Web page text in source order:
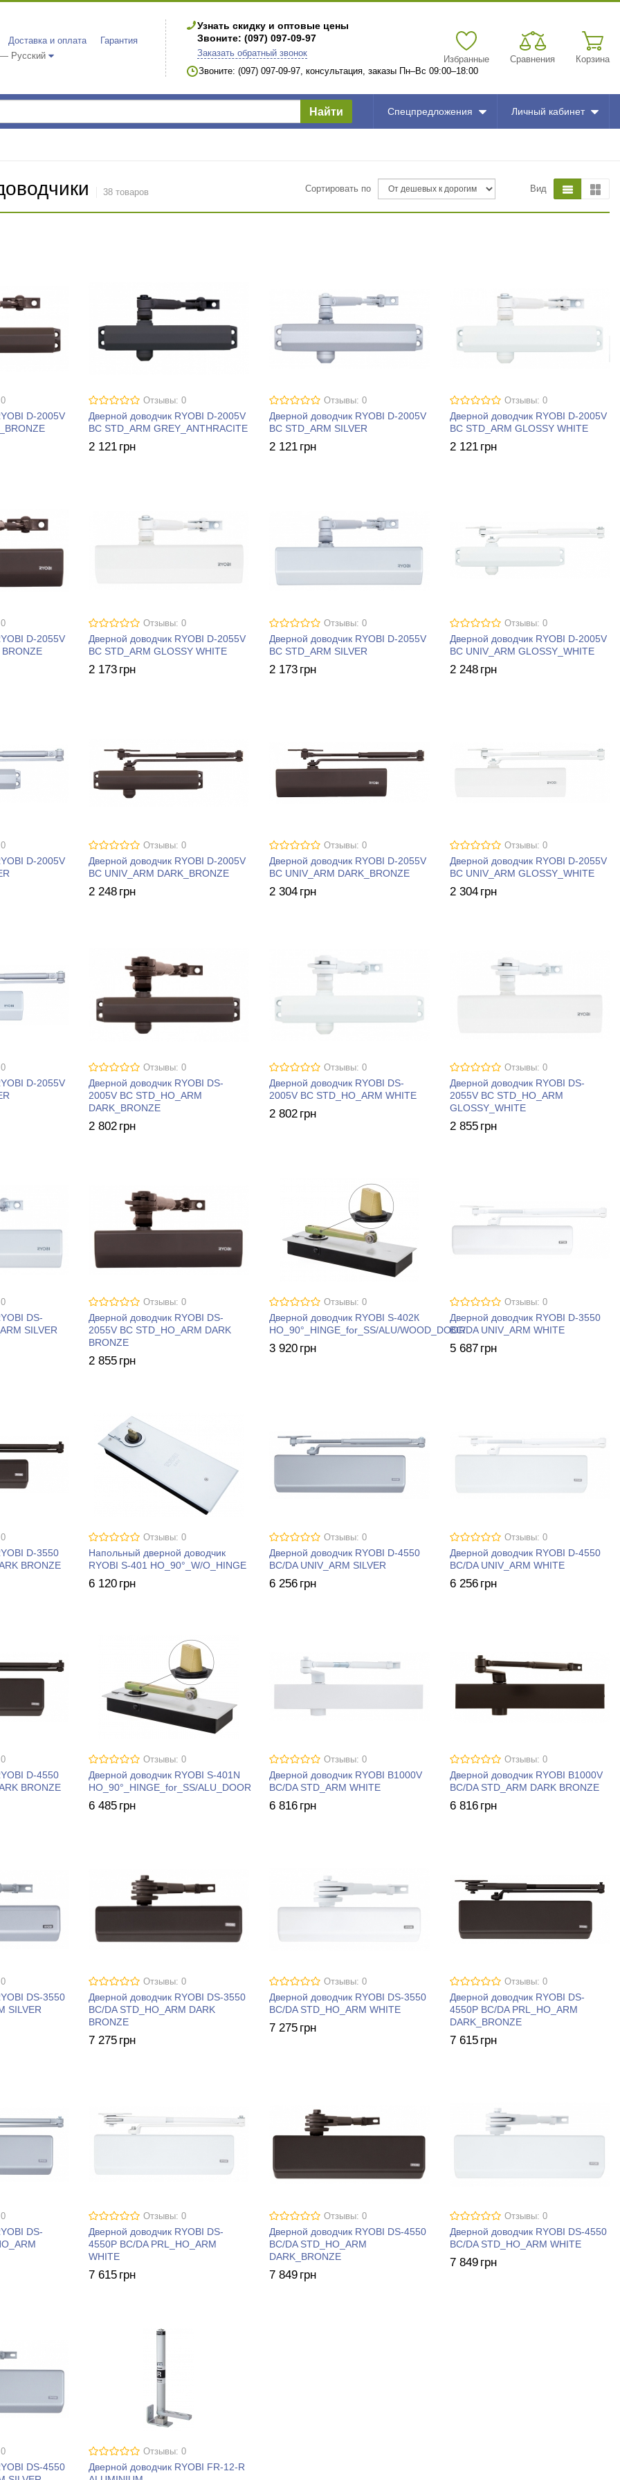
Доставка и оплата
Гарантия
Русский
Узнать скидку и оптовые цены
Звоните: (097) 097-09-97
Заказать обратный звонок
Звоните: (097) 097-09-97, консультация, заказы Пн–Вс 09:00–18:00
Избранные Сравнения Корзина
Найти Спецпредложения Личный кабинет
38 товаров Сортировать по Вид
D-2005V
Отзывы: 0
Дверной доводчик RYOBI D-2005V
BC STD_ARM GREY_ANTHRACITE
2 121 грн
Отзывы: 0
Дверной доводчик RYOBI D-2005V
BC STD_ARM SILVER
2 121 грн
Отзывы: 0
Дверной доводчик RYOBI D-2005V
BC STD_ARM GLOSSY WHITE
2 121 грн
D-2055V
Отзывы: 0
Дверной доводчик RYOBI D-2055V
BC STD_ARM GLOSSY WHITE
2 173 грн
Отзывы: 0
Дверной доводчик RYOBI D-2055V
BC STD_ARM SILVER
2 173 грн
Отзывы: 0
Дверной доводчик RYOBI D-2005V
BC UNIV_ARM GLOSSY_WHITE
2 248 грн
D-2005V
Отзывы: 0
Дверной доводчик RYOBI D-2005V
BC UNIV_ARM DARK_BRONZE
2 248 грн
Отзывы: 0
Дверной доводчик RYOBI D-2055V
BC UNIV_ARM DARK_BRONZE
2 304 грн
Отзывы: 0
Дверной доводчик RYOBI D-2055V
BC UNIV_ARM GLOSSY_WHITE
2 304 грн
D-2055V
Отзывы: 0
Дверной доводчик RYOBI DS-
2005V BC STD_HO_ARM
DARK_BRONZE
2 802 грн
Отзывы: 0
Дверной доводчик RYOBI DS-
2005V BC STD_HO_ARM WHITE
2 802 грн
Отзывы: 0
Дверной доводчик RYOBI DS-
2055V BC STD_HO_ARM
GLOSSY_WHITE
2 855 грн
DS-
SILVER
Отзывы: 0
Дверной доводчик RYOBI DS-
2055V BC STD_HO_ARM DARK
BRONZE
2 855 грн
Отзывы: 0
Дверной доводчик RYOBI S-402К
HO_90°_HINGE_for_SS/ALU/WOOD_DOOR
3 920 грн
Отзывы: 0
Дверной доводчик RYOBI D-3550
BC/DA UNIV_ARM WHITE
5 687 грн
D-3550
BRONZE
Отзывы: 0
Напольный дверной доводчик
RYOBI S-401 HO_90°_W/O_HINGE
6 120 грн
Отзывы: 0
Дверной доводчик RYOBI D-4550
BC/DA UNIV_ARM SILVER
6 256 грн
Отзывы: 0
Дверной доводчик RYOBI D-4550
BC/DA UNIV_ARM WHITE
6 256 грн
D-4550
BRONZE
Отзывы: 0
Дверной доводчик RYOBI S-401N
HO_90°_HINGE_for_SS/ALU_DOOR
6 485 грн
Отзывы: 0
Дверной доводчик RYOBI B1000V
BC/DA STD_ARM WHITE
6 816 грн
Отзывы: 0
Дверной доводчик RYOBI B1000V
BC/DA STD_ARM DARK BRONZE
6 816 грн
DS-3550
SILVER
Отзывы: 0
Дверной доводчик RYOBI DS-3550
BC/DA STD_HO_ARM DARK
BRONZE
7 275 грн
Отзывы: 0
Дверной доводчик RYOBI DS-3550
BC/DA STD_HO_ARM WHITE
7 275 грн
Отзывы: 0
Дверной доводчик RYOBI DS-
4550P BC/DA PRL_HO_ARM
DARK_BRONZE
7 615 грн
DS-
Отзывы: 0
Дверной доводчик RYOBI DS-
4550P BC/DA PRL_HO_ARM
WHITE
7 615 грн
Отзывы: 0
Дверной доводчик RYOBI DS-4550
BC/DA STD_HO_ARM
DARK_BRONZE
7 849 грн
Отзывы: 0
Дверной доводчик RYOBI DS-4550
BC/DA STD_HO_ARM WHITE
7 849 грн
DS-4550
Отзывы: 0
Дверной доводчик RYOBI FR-12-R